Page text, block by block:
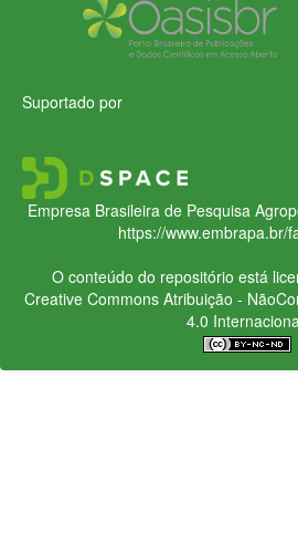
Suportado por
Empresa Brasileira de Pesquisa
https://www.embrapa.br/
O conteúdo do repositório está
Creative CommonsAtribuição -
4.0